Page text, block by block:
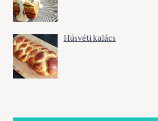
Húsvéti kalács